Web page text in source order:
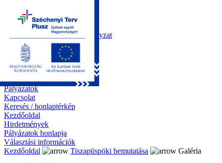
Kezdőoldal
Önkormányzat
Polgármesteri Hivatal
Roma Nemzetiségi Önkormányzat
Elektronikus ügyintézés
Közérdekű információk
Tiszapüspöki bemutatása
Galéria
Díjazottaink
Pályázatok
Kapcsolat
Keresés / honlaptérkép
Kezdőoldal
Hirdetmények
Pályázatok honlapja
Választási információk
Kezdőoldal
Tiszapüspöki bemutatása
Galéria